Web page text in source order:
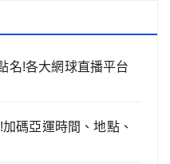
名!各大網球直播平台
碼亞運時間、地點、